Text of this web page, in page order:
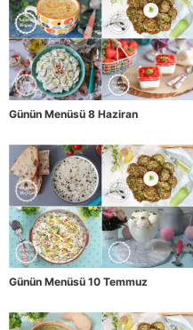
Günün Menüsü 8 Haziran
Günün Menüsü 10 Temmuz